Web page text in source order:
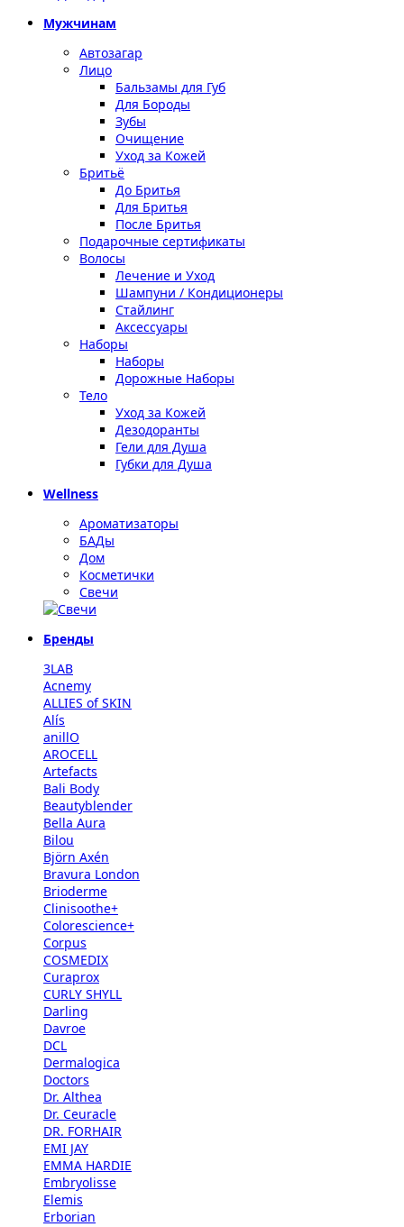
Мужчинам
Автозагар
Лицо
Бальзамы для Губ
Для Бороды
Зубы
Очищение
Уход за Кожей
Бритьё
До Бритья
Для Бритья
После Бритья
Подарочные сертификаты
Волосы
Лечение и Уход
Шампуни / Кондиционеры
Стайлинг
Аксессуары
Наборы
Наборы
Дорожные Наборы
Тело
Уход за Кожей
Дезодоранты
Гели для Душа
Губки для Душа
Wellness
Ароматизаторы
БАДы
Дом
Косметички
Свечи
Бренды
3LAB
Acnemy
ALLIES of SKIN
Alís
anillO
AROCELL
Artefacts
Bali Body
Beautyblender
Bella Aura
Bilou
Björn Axén
Bravura London
Brioderme
Clinisoothe+
Colorescience+
Corpus
COSMEDIX
Curaprox
CURLY SHYLL
Darling
Davroe
DCL
Dermalogica
Doctors
Dr. Althea
Dr. Ceuracle
DR. FORHAIR
EMI JAY
EMMA HARDIE
Embryolisse
Elemis
Erborian